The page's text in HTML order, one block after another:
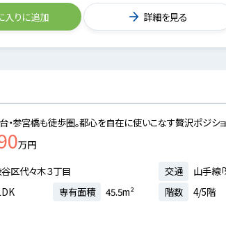
入りに追加 詳細を見る
・参宮橋も徒歩圏。都心を自在に使いこなす贅沢ポジシ
万円
区代々木３丁目 交通
山手線
専有面積 45.5m² 階数 4/5階